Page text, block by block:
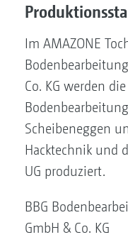
Im AMAZONE
Co. KG werden
Scheibeneggen
Hacktechnik und
UG produziert.
BBG
GmbH & Co. KG